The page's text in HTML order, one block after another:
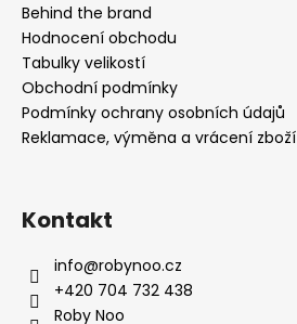
Behind the brand
Hodnocení obchodu
Tabulky velikostí
Obchodní podmínky
Podmínky ochrany osobních údajů
Reklamace, výměna a vrácení zboží
Kontakt
info@robynoo.cz
+420 704 732 438
Roby Noo